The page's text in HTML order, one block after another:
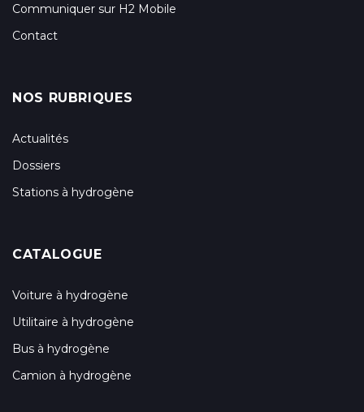
Communiquer sur H2 Mobile
Contact
NOS RUBRIQUES
Actualités
Dossiers
Stations à hydrogène
CATALOGUE
Voiture à hydrogène
Utilitaire à hydrogène
Bus à hydrogène
Camion à hydrogène